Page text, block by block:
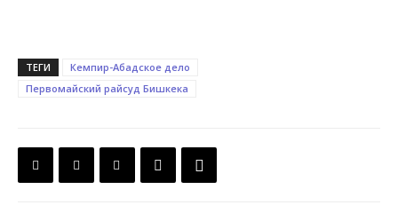
ТЕГИ
Кемпир-Абадское дело
Первомайский райсуд Бишкека